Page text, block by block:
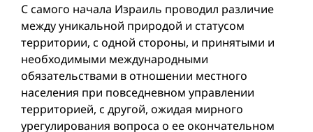
С самого начала Израиль проводил различие
между уникальной природой и статусом
территории, с одной стороны, и принятыми и
необходимыми международными
обязательствами в отношении местного
населения при повседневном управлении
территорией, с другой, ожидая мирного
урегулирования вопроса о ее окончательном